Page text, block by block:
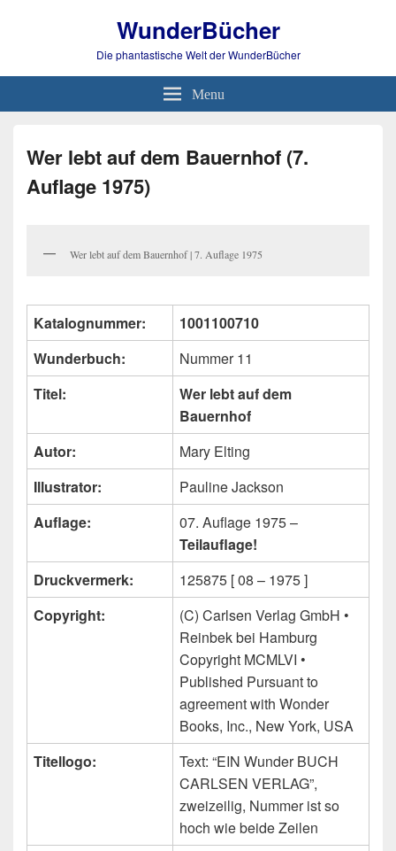
WunderBücher
Die phantastische Welt der WunderBücher
Menu
Wer lebt auf dem Bauernhof (7.
Auflage 1975)
Wer lebt auf dem Bauernhof | 7. Auflage 1975
Katalognummer:
1001100710
Wunderbuch:
Nummer 11
Titel:
Wer lebt auf dem
Bauernhof
Autor:
Mary Elting
Illustrator:
Pauline Jackson
Auflage:
07. Auflage 1975 –
Teilauflage!
Druckvermerk:
125875 [ 08 – 1975 ]
Copyright:
(C) Carlsen Verlag GmbH •
Reinbek bei Hamburg
Copyright MCMLVI •
Published Pursuant to
agreement with Wonder
Books, Inc., New York, USA
Titellogo:
Text: “EIN Wunder BUCH
CARLSEN VERLAG”,
zweizeilig, Nummer ist so
hoch wie beide Zeilen